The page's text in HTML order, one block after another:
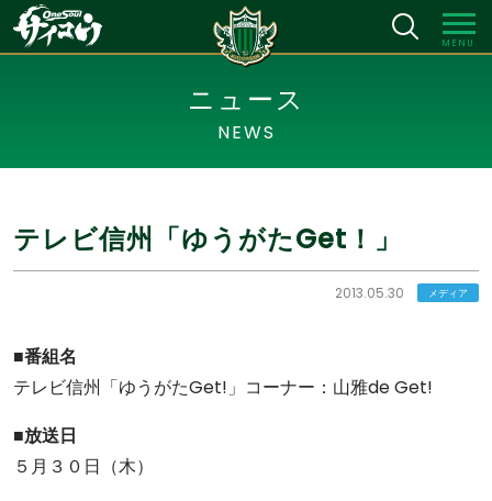
MENU
ニュース
NEWS
テレビ信州「ゆうがたGet！」
2013.05.30 メディア
■番組名
テレビ信州「ゆうがたGet!」コーナー：山雅de Get!
■放送日
５月３０日（木）